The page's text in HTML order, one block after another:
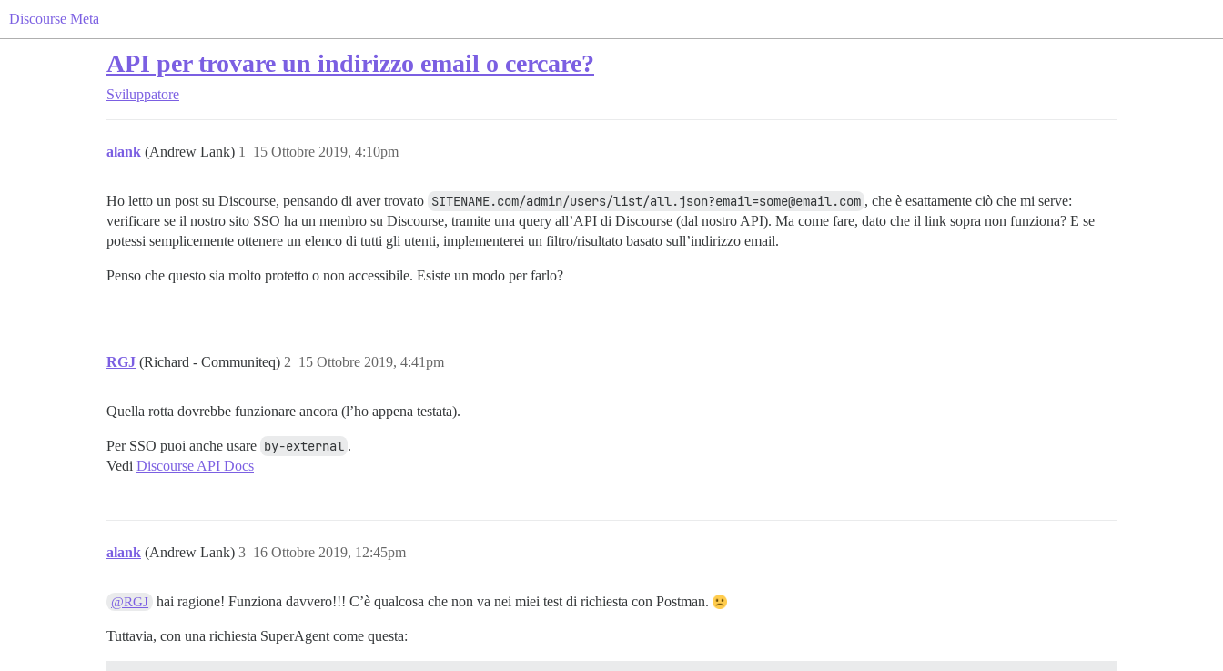
Discourse Meta
API per trovare un indirizzo email o cercare?
Sviluppatore
alank (Andrew Lank) 15 Ottobre 2019, 4:10pm
1
Ho letto un post su Discourse, pensando di aver trovato SITENAME.com/admin/users/list/all.json?email=some@email.com , che è esattamente ciò che mi serve:
verificare se il nostro sito SSO ha un membro su Discourse, tramite una query all’API di Discourse (dal nostro API). Ma come fare, dato che il link sopra non funziona? E se
potessi semplicemente ottenere un elenco di tutti gli utenti, implementerei un filtro/risultato basato sull’indirizzo email.
Penso che questo sia molto protetto o non accessibile. Esiste un modo per farlo?
RGJ (Richard - Communiteq) 15 Ottobre 2019, 4:41pm
2
Quella rotta dovrebbe funzionare ancora (l’ho appena testata).
Per SSO puoi anche usare by-external .
Vedi Discourse API Docs
alank (Andrew Lank) 16 Ottobre 2019, 12:45pm
3
@RGJ hai ragione! Funziona davvero!!! C’è qualcosa che non va nei miei test di richiesta con Postman.
Tuttavia, con una richiesta SuperAgent come questa: